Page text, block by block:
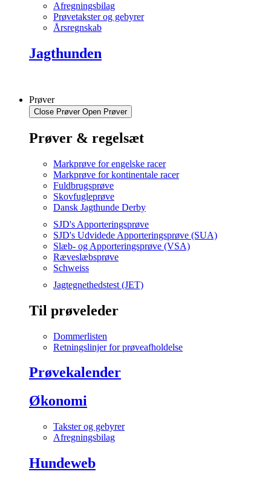
Afregningsbilag
Prøvetakster og gebyrer
Årsregnskab
Jagthunden
Prøver
Close Prøver Open Prøver
Prøver & regelsæt
Markprøve for engelske racer
Markprøve for kontinentale racer
Fuldbrugsprøve
Skovfugleprøve
Dansk Jagthunde Derby
SJD's Apporteringsprøve
SJD's Udvidede Apporteringsprøve (SUA)
Slæb- og Apporteringsprøve (VSA)
Ræveslæbsprøve
Schweiss
Jagtegnethedstest (JET)
Til prøveleder
Dommerlisten
Retningslinjer for prøveafholdelse
Prøvekalender
Økonomi
Takster og gebyrer
Afregningsbilag
Hundeweb